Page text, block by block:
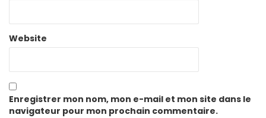
Website
Enregistrer mon nom, mon e-mail et mon site dans le
navigateur pour mon prochain commentaire.